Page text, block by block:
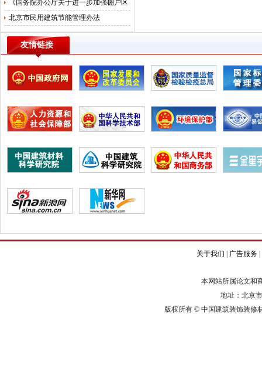
《国务院办公厅关于进一步加强棚户区
北京市民用建筑节能管理办法
友情链接
关于我们 广告服务
本网站所属论文和
地址：北京
版权所有© 中国建筑装饰装